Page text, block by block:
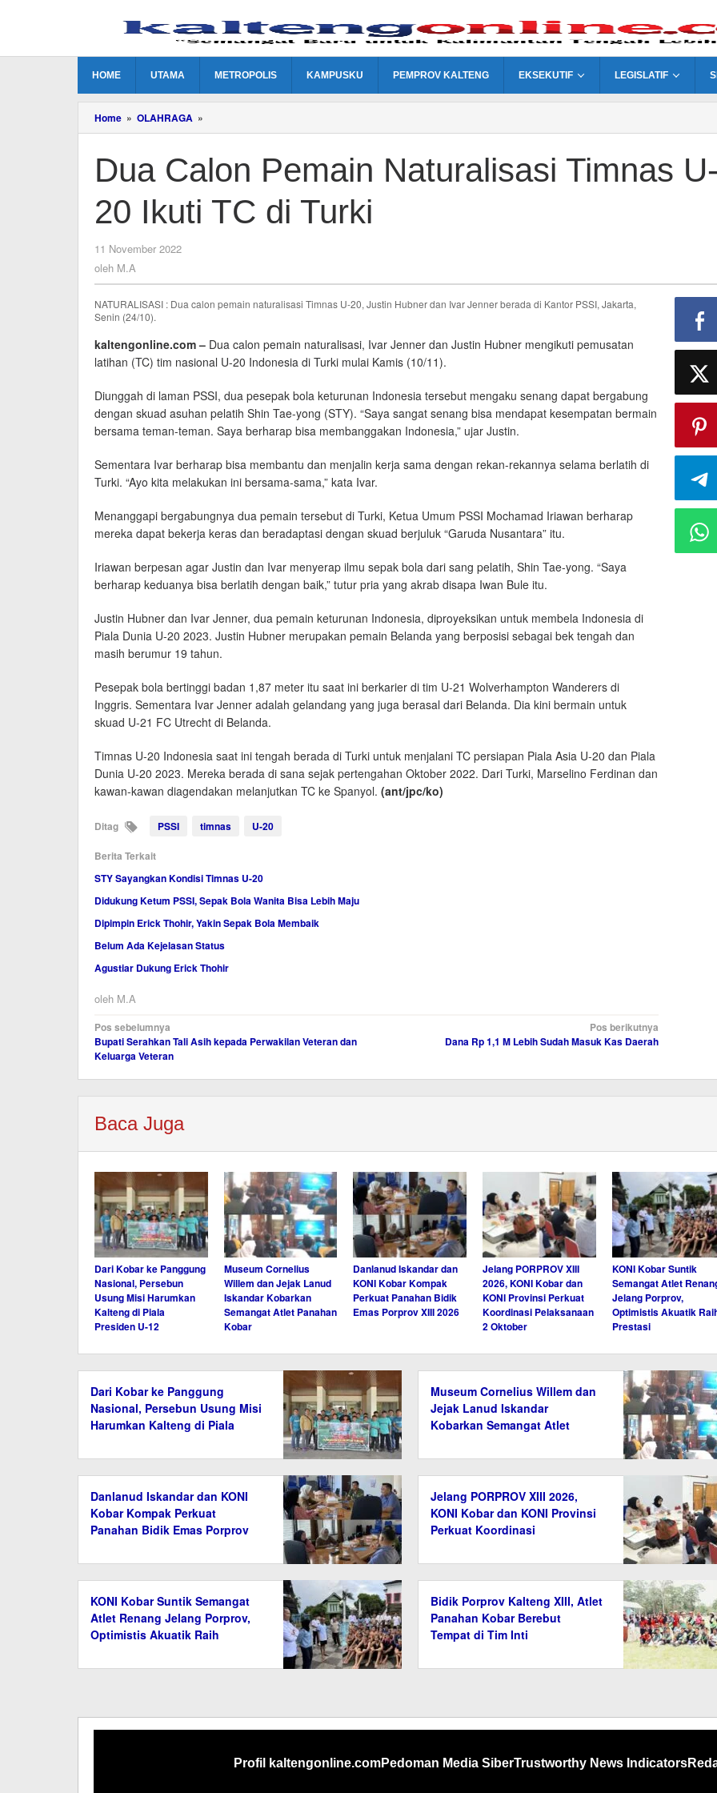
HOME UTAMA METROPOLIS KAMPUSKU PEMPROV KALTENG EKSEKUTIF LEGISLATIF
Home » OLAHRAGA »
Calon
Naturalisasi
Timnas
20
Dua Calon Pemain Naturalisasi Timnas
20 Ikuti TC di Turki
11 November 2022
oleh M.A
NATURALISASI : Dua calon pemain naturalisasi Timnas U-20, Justin Hubner dan Ivar Jenner berada di Kantor PSSI, Jakarta,
Senin (24/10).
kaltengonline.com – Dua calon pemain naturalisasi, Ivar Jenner dan Justin Hubner mengikuti pemusatan
latihan (TC) tim nasional U-20 Indonesia di Turki mulai Kamis (10/11).
Diunggah di laman PSSI, dua pesepak bola keturunan Indonesia tersebut mengaku senang dapat bergabung
dengan skuad asuhan pelatih Shin Tae-yong (STY). “Saya sangat senang bisa mendapat kesempatan bermain
bersama teman-teman. Saya berharap bisa membanggakan Indonesia,” ujar Justin.
Sementara Ivar berharap bisa membantu dan menjalin kerja sama dengan rekan-rekannya selama berlatih di
Turki. “Ayo kita melakukan ini bersama-sama,” kata Ivar.
Menanggapi bergabungnya dua pemain tersebut di Turki, Ketua Umum PSSI Mochamad Iriawan berharap
mereka dapat bekerja keras dan beradaptasi dengan skuad berjuluk “Garuda Nusantara” itu.
Iriawan berpesan agar Justin dan Ivar menyerap ilmu sepak bola dari sang pelatih, Shin Tae-yong. “Saya
berharap keduanya bisa berlatih dengan baik,” tutur pria yang akrab disapa Iwan Bule itu.
Justin Hubner dan Ivar Jenner, dua pemain keturunan Indonesia, diproyeksikan untuk membela Indonesia di
Piala Dunia U-20 2023. Justin Hubner merupakan pemain Belanda yang berposisi sebagai bek tengah dan
masih berumur 19 tahun.
Pesepak bola bertinggi badan 1,87 meter itu saat ini berkarier di tim U-21 Wolverhampton Wanderers di
Inggris. Sementara Ivar Jenner adalah gelandang yang juga berasal dari Belanda. Dia kini bermain untuk
skuad U-21 FC Utrecht di Belanda.
Timnas U-20 Indonesia saat ini tengah berada di Turki untuk menjalani TC persiapan Piala Asia U-20 dan Piala
Dunia U-20 2023. Mereka berada di sana sejak pertengahan Oktober 2022. Dari Turki, Marselino Ferdinan dan
kawan-kawan diagendakan melanjutkan TC ke Spanyol. (ant/jpc/ko)
Ditag PSSI timnas U-20
Berita Terkait
STY Sayangkan Kondisi Timnas U-20
Didukung Ketum PSSI, Sepak Bola Wanita Bisa Lebih Maju
Dipimpin Erick Thohir, Yakin Sepak Bola Membaik
Belum Ada Kejelasan Status
Agustiar Dukung Erick Thohir
oleh M.A
Navigasi
pos
Pos sebelumnya
Bupati Serahkan Tali Asih kepada Perwakilan Veteran dan
Keluarga Veteran
Pos berikutnya
Dana Rp 1,1 M Lebih Sudah Masuk Kas Daerah
Baca Juga
Dari Kobar ke Panggung
Nasional, Persebun
Usung Misi Harumkan
Kalteng di Piala
Presiden U-12
Museum Cornelius
Willem dan Jejak Lanud
Iskandar Kobarkan
Semangat Atlet Panahan
Kobar
Danlanud Iskandar dan
KONI Kobar Kompak
Perkuat Panahan Bidik
Emas Porprov XIII 2026
Jelang PORPROV XIII
2026, KONI Kobar dan
KONI Provinsi Perkuat
Koordinasi Pelaksanaan
2 Oktober
KONI Kobar Suntik
Semangat Atlet
Jelang Porprov,
Optimistis Akuatik
Prestasi
Dari Kobar ke Panggung
Nasional, Persebun Usung Misi
Harumkan Kalteng di Piala
Museum Cornelius Willem dan
Jejak Lanud Iskandar
Kobarkan Semangat Atlet
Danlanud Iskandar dan KONI
Kobar Kompak Perkuat
Panahan Bidik Emas Porprov
Jelang PORPROV XIII 2026,
KONI Kobar dan KONI Provinsi
Perkuat Koordinasi
KONI Kobar Suntik Semangat
Atlet Renang Jelang Porprov,
Optimistis Akuatik Raih
Bidik Porprov Kalteng XIII, Atlet
Panahan Kobar Berebut
Tempat di Tim Inti
Profil kaltengonline.comPedoman Media SiberTrustworthy News Indicators